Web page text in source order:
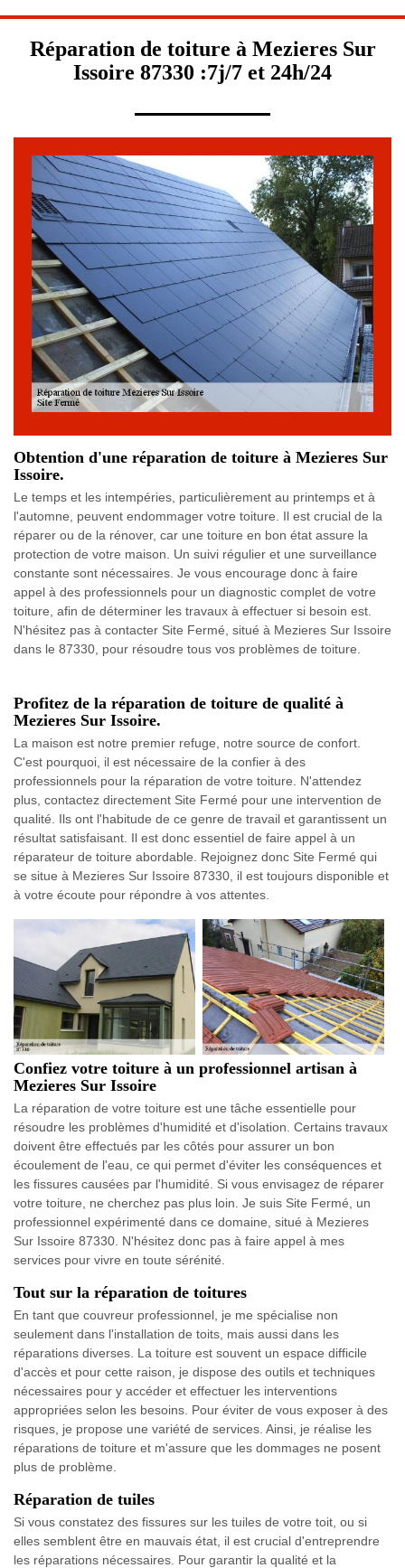
Réparation de toiture à Mezieres Sur
Issoire 87330 :7j/7 et 24h/24
Obtention d'une réparation de toiture à Mezieres Sur
Issoire.
Le temps et les intempéries, particulièrement au printemps et à
l'automne, peuvent endommager votre toiture. Il est crucial de la
réparer ou de la rénover, car une toiture en bon état assure la
protection de votre maison. Un suivi régulier et une surveillance
constante sont nécessaires. Je vous encourage donc à faire
appel à des professionnels pour un diagnostic complet de votre
toiture, afin de déterminer les travaux à effectuer si besoin est.
N'hésitez pas à contacter Site Fermé, situé à Mezieres Sur Issoire
dans le 87330, pour résoudre tous vos problèmes de toiture.
Profitez de la réparation de toiture de qualité à
Mezieres Sur Issoire.
La maison est notre premier refuge, notre source de confort.
C'est pourquoi, il est nécessaire de la confier à des
professionnels pour la réparation de votre toiture. N'attendez
plus, contactez directement Site Fermé pour une intervention de
qualité. Ils ont l'habitude de ce genre de travail et garantissent un
résultat satisfaisant. Il est donc essentiel de faire appel à un
réparateur de toiture abordable. Rejoignez donc Site Fermé qui
se situe à Mezieres Sur Issoire 87330, il est toujours disponible et
à votre écoute pour répondre à vos attentes.
Confiez votre toiture à un professionnel artisan à
Mezieres Sur Issoire
La réparation de votre toiture est une tâche essentielle pour
résoudre les problèmes d'humidité et d'isolation. Certains travaux
doivent être effectués par les côtés pour assurer un bon
écoulement de l'eau, ce qui permet d'éviter les conséquences et
les fissures causées par l'humidité. Si vous envisagez de réparer
votre toiture, ne cherchez pas plus loin. Je suis Site Fermé, un
professionnel expérimenté dans ce domaine, situé à Mezieres
Sur Issoire 87330. N'hésitez donc pas à faire appel à mes
services pour vivre en toute sérénité.
Tout sur la réparation de toitures
En tant que couvreur professionnel, je me spécialise non
seulement dans l'installation de toits, mais aussi dans les
réparations diverses. La toiture est souvent un espace difficile
d'accès et pour cette raison, je dispose des outils et techniques
nécessaires pour y accéder et effectuer les interventions
appropriées selon les besoins. Pour éviter de vous exposer à des
risques, je propose une variété de services. Ainsi, je réalise les
réparations de toiture et m'assure que les dommages ne posent
plus de problème.
Réparation de tuiles
Si vous constatez des fissures sur les tuiles de votre toit, ou si
elles semblent être en mauvais état, il est crucial d'entreprendre
les réparations nécessaires. Pour garantir la qualité et la